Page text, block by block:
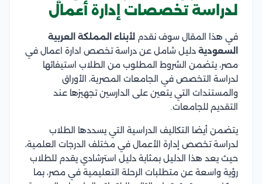
لدراسة تخصصات إدارة أعمال
في هذا المقال سوف نقدم لأبناء المملكة العربية
السعودية دليل شامل عن دراسة تخصص ادارة اعمال في
مصر، يتضمن الشروط المطلوب من الطلاب استيفائها
لدراسة التخصص في الجامعات المصرية، الأوراق
والمستندات التي يتعين على الدارسين تجهيزها عند
التقديم للجامعات.
يتضمن أيضا التكاليف الدراسية التي يسددها الطلاب
لدراسة تخصص إدارة الأعمال في مختلف الدرجات العلمية،
حيث يعد هذا الدليل بمثابة دليل استرشادي يقدم للطلاب
رؤية واسعة عن متطلبات الرحلة التعليمية في مصر، بما